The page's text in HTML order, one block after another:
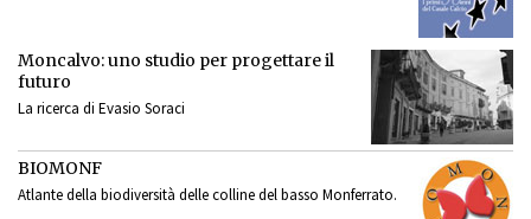
Moncalvo: uno studio per progettare il
futuro
La ricerca di Evasio Soraci
BIOMONF
Atlante della biodiversità delle colline del basso Monferrato.